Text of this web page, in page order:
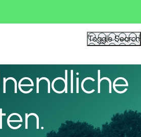
Toggle Search